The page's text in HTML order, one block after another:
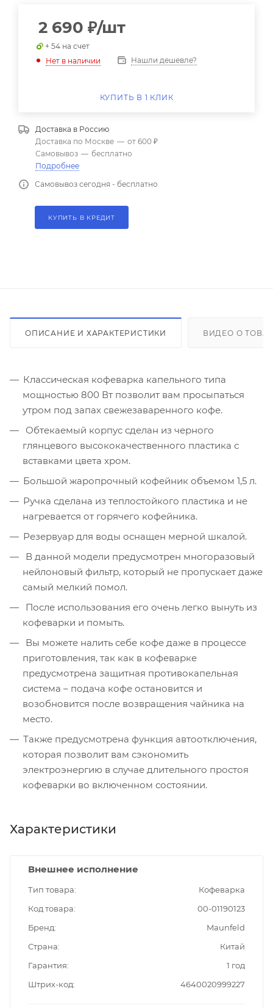
2 690 ₽/шт
+ 54 на счет
Нет в наличии
Нашли дешевле?
КУПИТЬ В 1 КЛИК
Доставка в Россию
Доставка по Москве — от 600 ₽
Самовывоз — бесплатно
Подробнее
Самовывоз сегодня - бесплатно
КУПИТЬ В КРЕДИТ
ОПИСАНИЕ И ХАРАКТЕРИСТИКИ ВИДЕО О
Классическая кофеварка капельного типа
мощностью 800 Вт позволит вам просыпаться
утром под запах свежезаваренного кофе.
Обтекаемый корпус сделан из черного
глянцевого высококачественного пластика с
вставками цвета хром.
Большой жаропрочный кофейник объемом 1,5 л.
Ручка сделана из теплостойкого пластика и не
нагревается от горячего кофейника.
Резервуар для воды оснащен мерной шкалой.
В данной модели предусмотрен многоразовый
нейлоновый фильтр, который не пропускает даже
самый мелкий помол.
После использования его очень легко вынуть из
кофеварки и помыть.
Вы можете налить себе кофе даже в процессе
приготовления, так как в кофеварке
предусмотрена защитная противокапельная
система – подача кофе остановится и
возобновится после возвращения чайника на
место.
Также предусмотрена функция автоотключения,
которая позволит вам сэкономить
электроэнергию в случае длительного простоя
кофеварки во включенном состоянии.
Характеристики
Внешнее исполнение
Тип товара
Кофеварка
Код товара
00-01190123
Бренд
Maunfeld
Страна
Китай
Гарантия
1 год
Штрих-код
4640020999227